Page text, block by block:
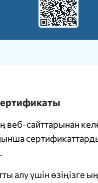
сайттарынан
алу үшін өзіңізге